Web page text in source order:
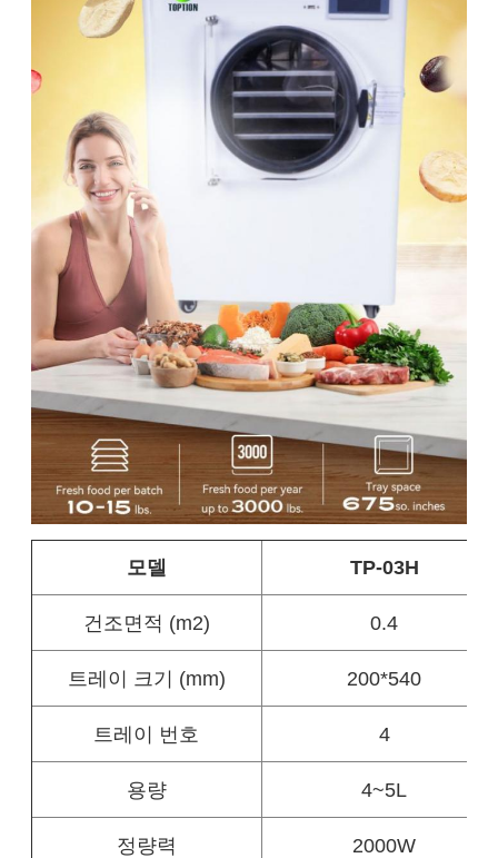
모델 TP-03H
건조면적 (m2) 0.4
트레이 크기 (mm) 200*540
트레이 번호 4
용량 4~5L
정량력 2000W